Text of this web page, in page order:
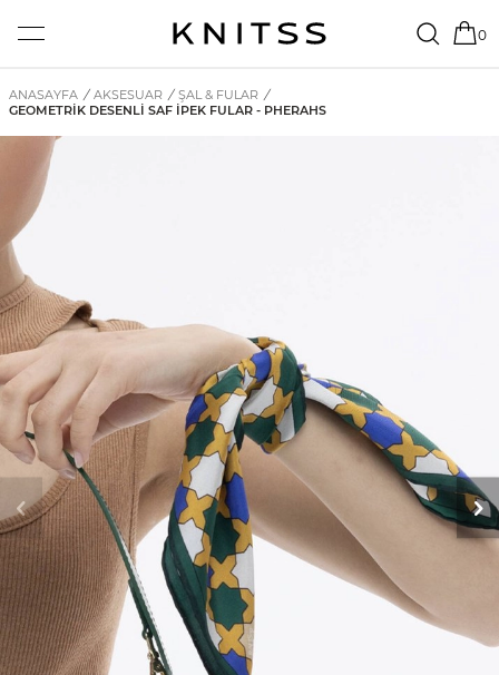
0
ANASAYFA / AKSESUAR / ŞAL & FULAR /
GEOMETRIK DESENLI SAF İPEK FULAR - PHERAHS